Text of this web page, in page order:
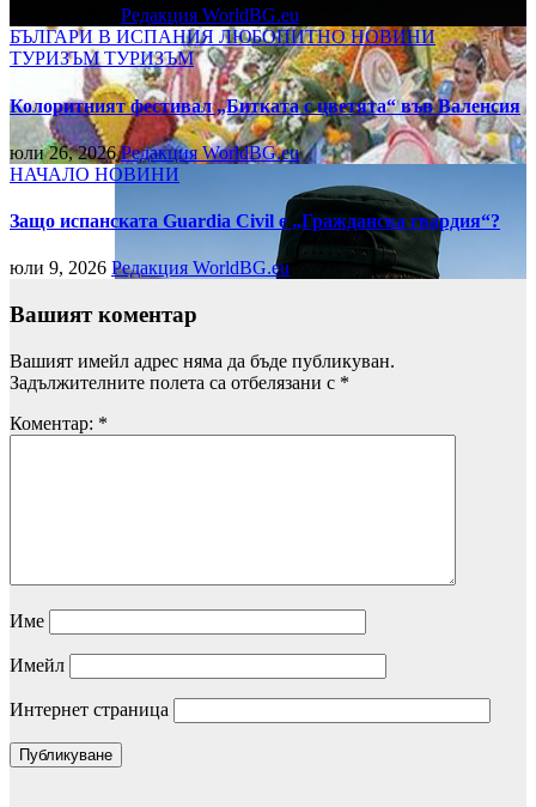
Редакция WorldBG.eu
БЪЛГАРИ В ИСПАНИЯ ЛЮБОПИТНОНОВИНИ
ТУРИЗЪМТУРИЗЪМ
Колоритният фестивал „Битката с цветята“ във Валенсия
юли 26, 2026Редакция WorldBG.eu
НАЧАЛО НОВИНИ
Защо испанската Guardia Civil е „Гражданска гвардия“?
юли 9, 2026 Редакция WorldBG.eu
Вашият коментар
Вашият имейл адрес няма да бъде публикуван.
Задължителните полета са отбелязани с *
Коментар: *
Име
Имейл
Интернет страница